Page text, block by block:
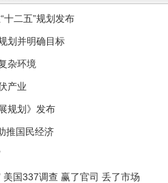
十二五”规划发布
划并明确目标
杂环境
产业
规划》发布
推国民经济
美国337调查 赢了官司 丢了市场